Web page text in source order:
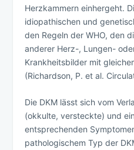
Herzkammern einhergeht.
idiopathischen und
den Regeln der WHO, den
anderer Herz-, Lungen-
Krankheitsbilder mit
(Richardson, P. et al.
Die DKM lässt sich vom
(okkulte, versteckte) und
entsprechenden
pathologischem Typ der